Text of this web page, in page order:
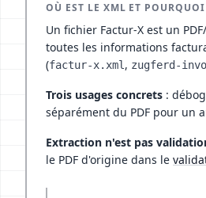
OÙ EST LE XML ET
Un fichier Factur-X est un
toutes les informations
(factur-x.xml, zugferd-
Trois usages concrets :
séparément du PDF pour un
Extraction n'est pas
le PDF d'origine dans le